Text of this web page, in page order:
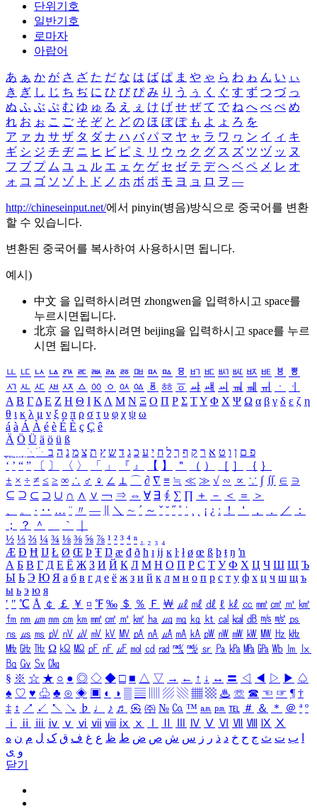
단위기호
일반기호
로마자
아랍어
あ ぁ か が さ ざ た だ な は ば ぱ ま や ゃ ら わ ゎ ん い ぃ
き ぎ し じ ち ぢ に ひ び ぴ み り う ぅ く ぐ す ず つ づ っ
ぬ ふ ぶ ぷ む ゆ ゅ る え ぇ け げ せ ぜ て で ね へ べ ぺ め
れ お ぉ こ ご そ ぞ と ど の ほ ぼ ぽ も よ ょ ろ を
ア ァ カ サ ザ タ ダ ナ ハ バ パ マ ヤ ャ ラ ワ ヮ ン イ ィ キ
ギ シ ジ チ ヂ ニ ヒ ビ ピ ミ リ ウ ゥ ク グ ス ズ ツ ヅ ッ ヌ
フ ブ プ ム ユ ュ ル エ ェ ケ ゲ セ ゼ テ デ ヘ ベ ペ メ レ オ
ォ コ ゴ ソ ゾ ト ド ノ ホ ボ ポ モ ヨ ョ ロ ヲ ―
http://chineseinput.net/에서 pinyin(병음)방식으로 중국어를 변환
할 수 있습니다.
변환된 중국어를 복사하여 사용하시면 됩니다.
예시)
中文 을 입력하시려면 zhongwen을 입력하시고 space를
누르시면됩니다.
北京 을 입력하시려면 beijing을 입력하시고 space를 누르
시면 됩니다.
ㅥ ㅦ ㅧ ㅨ ㅩ ㅪ ㅫ ㅬ ㅭ ㅮ ㅯ ㅰ ㅱ ㅲ ㅳ ㅴ ㅵ ㅶ ㅷ ㅸ
ㅹ
ㅺ ㅻ ㅼ ㅽ ㅾ ㅿ ㆀ ㆁ ㆂ ㆃ ㆄ ㆅ ㆆ ㆇ ㆈ ㆉ ㆊ ㆋ ㆌ ㆍ
ㆎ
Α Β ΓΔ Ε Ζ Η Θ Ι ΚΛ Μ Ν Ξ Ο Π Ρ Σ ΤΥ Φ Χ Ψ Ω α β γ δ ε ζ η
θ ι κ λ μ ν ξ ο π ρ σ τ υ φ χ ψ ω
á à Á À é è É È ç Ç ê
Ä Ö Ü ä ö ü ß
ִֶֹ ֻּ ׁׂ פ ם ן ו ט א ר ק ף ך ל ח י ע כ ג ד ש ץ ת צ מ נ ה ב
‘ ’ “ ” 〔 〕 〈 〉 「 」 『 』 【 】 ＂ （ ） ［ ］ ｛ ｝
± × ÷ ≠ ≤ ≥ ∞ ∴ ♂ ♀ ∠ ⊥ ⌒ ∂ ∇ ≡ ≒ ≪ ≫ √ ∽ ∝ ∵ ∫ ∬ ∈ ∋
⊆ ⊇ ⊂ ⊃ ∪ ∩ ∧ ∨ ￢ ⇒ ⇔ ∀ ∃ ∮ ∑ ∏ ＋ － ＜ ＝
＞
、
。 · ‥ … ¨ 〃 ― ＼ ∼ ´ ～ ˇ ˘ ˝ ˚ ˙ ¸ ¡ ¿ ː ！ ＇ ， ． ／
：
；
？ ＾ ｀
½ ⅓ ⅔ ¼ ¾ ⅛ ⅜ ⅝ ⅞ ¹ ² ³ ⁴ ⁿ ₁ ₂ ₃ ₄
Æ Ð Ħ Ĳ Ł Ø Œ Þ Ŧ Ŋ æ đ ð ħ ı ĳ ĸ ŀ ł ø œ ß þ ŧ ŋ ŉ
А Б В Г Д Е Ё Ж З И Й К Л М Н О П Р С Т У Ф Х Ц Ч Ш Щ Ъ
Ы Ь Э Ю Я а б в г д е ё ж з и й к л м н о п р с т у ф х ц ч ш щ ъ
ы ь э ю я
′ ″ ℃ Å ￠ ￡ ￥ ¤ ℉ ‰ ＄ ％ Ｆ ￦ ㎕ ㎖ ㎗ ℓ ㎘ ㏄ ㎣ ㎤ ㎥ ㎦
㎙ ㎚ ㎛ ㎜ ㎝ ㎞ ㎟ ㎠ ㎡ ㎢ ㏊ ㎍ ㎎ ㎏ ㏏ ㎈ ㎉ ㏈ ㎧ ㎨ ㎰
㎱ ㎲ ㎳ ㎴ ㎵ ㎶ ㎷ ㎸ ㎹ ㎀ ㎁ ㎂ ㎃ ㎄ ㎺ ㎻ ㎽ ㎾ ㎿ ㎐ ㎑
㎒ ㎓ ㎔ Ω ㏀ ㏁ ㎊ ㎋ ㎌ ㏖ ㏅ ㎭ ㎮ ㎯ ㏛ ㎩ ㎪ ㎫ ㎬ ㏝ ㏐
㏓
㏃ ㏉ ㏜ ㏆
§ ※ ☆ ★ ○ ● ◎ ◇ ◆ □ ■ △ ▽ → ← ↑ ↓ ↔ 〓 ◁ ◀ ▷ ▶ ♤
♠ ♡ ♥ ♧ ♣ ⊙ ◈ ▣ ◐ ◑ ▒ ▤ ▨ ▧ ▦ ▩ ♨ ☏ ☎ ☜ ☞ ¶ †
‡ ↕ ↗ ↙ ↖ ↘ ♭ ♩ ♪ ♬ ㉿ ㈜ № ㏇ ™ ㏂ ㏘ ℡ ＃ ＆ ＊ ＠ ª º
ⅰ
ⅱ ⅲ ⅳ ⅴ ⅵ ⅶ ⅷ ⅸ ⅹ Ⅳ Ⅴ Ⅵ Ⅶ Ⅷ Ⅸ Ⅹ
ب ت ث ج ح خ د ذ ر ز س ش ص ض ط ظ ع غ ف ق ک ل م ن ه
و ی
닫기